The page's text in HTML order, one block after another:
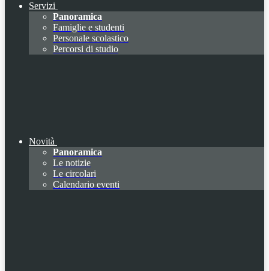
Servizi
Panoramica
Famiglie e studenti
Personale scolastico
Percorsi di studio
Novità
Panoramica
Le notizie
Le circolari
Calendario eventi